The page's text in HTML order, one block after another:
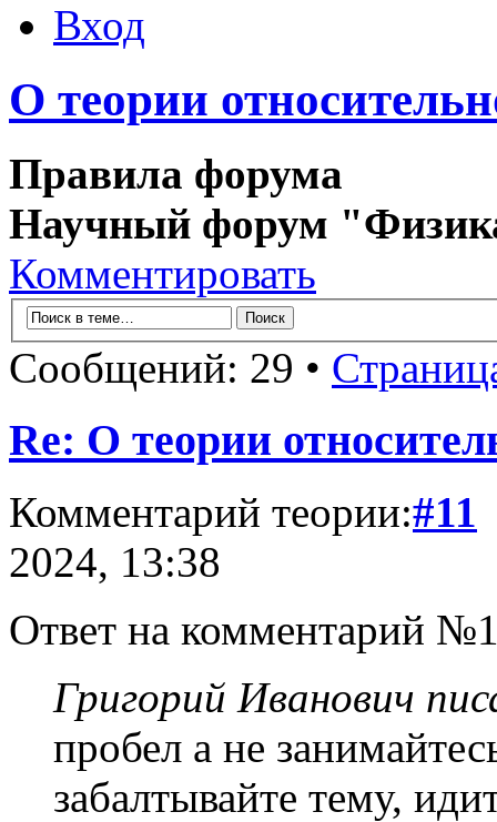
Вход
О теории
Правила форума
Научный форум
Комментировать
Сообщений: 29 •
Re: О теории
Комментарий теории:#11
2024, 13:38
Ответ на комментарий
Григорий Иванович
пробел а не
забалтывайте тему,